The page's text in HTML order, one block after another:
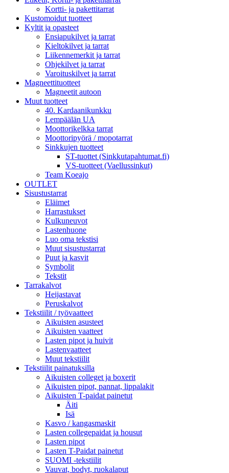
Kortti- ja pakettitarrat
Kustomoidut tuotteet
Kyltit ja opasteet
Ensiapukilvet ja tarrat
Kieltokilvet ja tarrat
Liikennemerkit ja tarrat
Ohjekilvet ja tarrat
Varoituskilvet ja tarrat
Magneettituotteet
Magneetit autoon
Muut tuotteet
40. Kardaanikunkku
Lempäälän UA
Moottorikelkka tarrat
Moottoripyörä / mopotarrat
Sinkkujen tuotteet
ST-tuottet (Sinkkutapahtumat.fi)
VS-tuotteet (Vaellussinkut)
Team Koeajo
OUTLET
Sisustustarrat
Eläimet
Harrastukset
Kulkuneuvot
Lastenhuone
Luo oma tekstisi
Muut sisustustarrat
Puut ja kasvit
Symbolit
Tekstit
Tarrakalvot
Heijastavat
Peruskalvot
Tekstiilit / työvaatteet
Aikuisten asusteet
Aikuisten vaatteet
Lasten pipot ja huivit
Lastenvaatteet
Muut tekstiilit
Tekstiilit painatuksilla
Aikuisten colleget ja boxerit
Aikuisten pipot, pannat, lippalakit
Aikuisten T-paidat painetut
Äiti
Isä
Kasvo / kangasmaskit
Lasten collegepaidat ja housut
Lasten pipot
Lasten T-Paidat painetut
SUOMI -tekstiilit
Vauvat, bodyt, ruokalaput